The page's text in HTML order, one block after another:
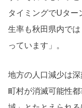
タイミングでUター
生率も秋田県内で
っています」。
地方の人口減少は
町村が消滅可能性